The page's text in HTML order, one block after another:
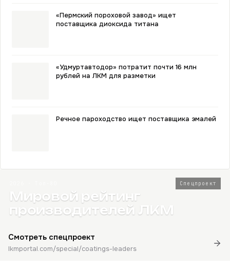
«Пермский пороховой завод» ищет
поставщика диоксида титана
«Удмуртавтодор» потратит почти 16 млн
рублей на ЛКМ для разметки
Речное пароходство ищет поставщика эмалей
Спецпроект
Мировой рейтинг
производителей ЛКМ
Смотреть спецпроект
lkmportal.com/special/coatings-leaders